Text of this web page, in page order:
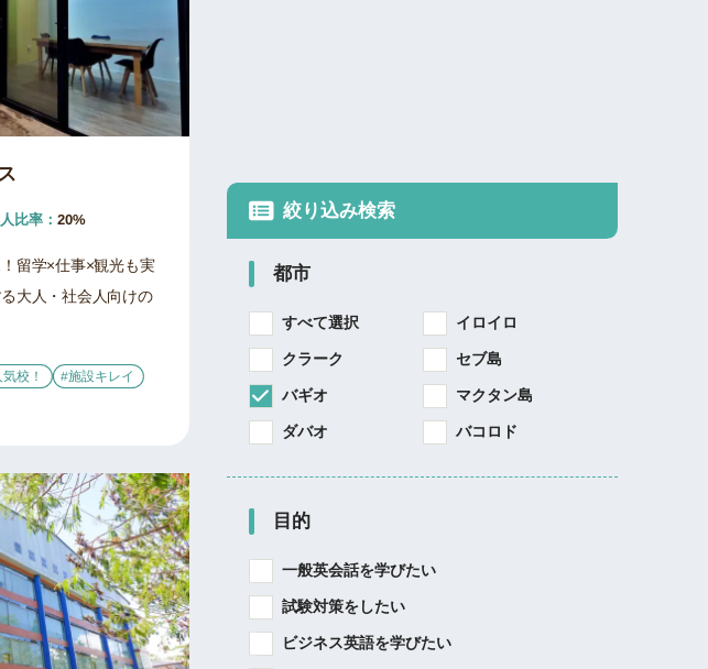
絞り込み検索
都市
すべて選択 イロイロ
クラーク セブ島
バギオ マクタン島
ダバオ バコロド
目的
一般英会話を学びたい
試験対策をしたい
ビジネス英語を学びたい
比率： 20%
留学×仕事×観光も実
大人・社会人向けの
校！ #施設キレイ